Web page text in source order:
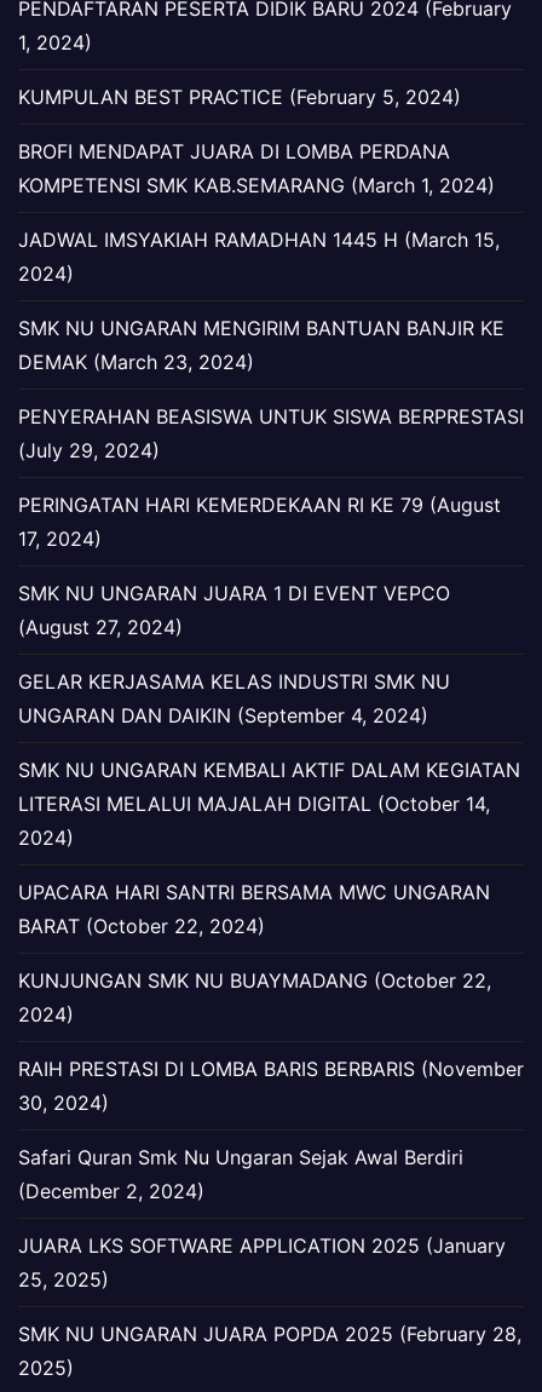
PENDAFTARAN PESERTA DIDIK BARU 2024 (February
1, 2024)
KUMPULAN BEST PRACTICE (February 5, 2024)
BROFI MENDAPAT JUARA DI LOMBA PERDANA
KOMPETENSI SMK KAB.SEMARANG (March 1, 2024)
JADWAL IMSYAKIAH RAMADHAN 1445 H (March 15,
2024)
SMK NU UNGARAN MENGIRIM BANTUAN BANJIR KE
DEMAK (March 23, 2024)
PENYERAHAN BEASISWA UNTUK SISWA BERPRESTASI
(July 29, 2024)
PERINGATAN HARI KEMERDEKAAN RI KE 79 (August
17, 2024)
SMK NU UNGARAN JUARA 1 DI EVENT VEPCO
(August 27, 2024)
GELAR KERJASAMA KELAS INDUSTRI SMK NU
UNGARAN DAN DAIKIN (September 4, 2024)
SMK NU UNGARAN KEMBALI AKTIF DALAM KEGIATAN
LITERASI MELALUI MAJALAH DIGITAL (October 14,
2024)
UPACARA HARI SANTRI BERSAMA MWC UNGARAN
BARAT (October 22, 2024)
KUNJUNGAN SMK NU BUAYMADANG (October 22,
2024)
RAIH PRESTASI DI LOMBA BARIS BERBARIS (November
30, 2024)
Safari Quran Smk Nu Ungaran Sejak Awal Berdiri
(December 2, 2024)
JUARA LKS SOFTWARE APPLICATION 2025 (January
25, 2025)
SMK NU UNGARAN JUARA POPDA 2025 (February 28,
2025)